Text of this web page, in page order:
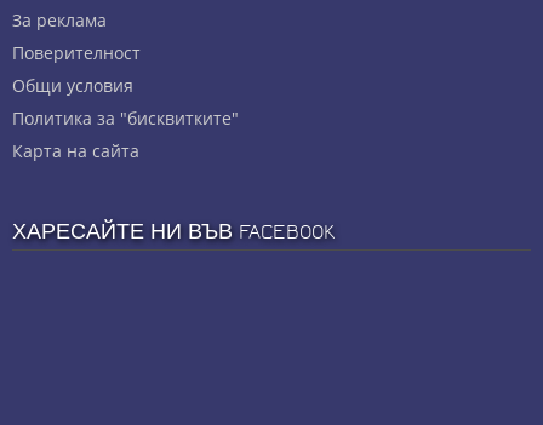
За реклама
Πoвepитeлнocт
Общи условия
Политика за "бисквитките"
Карта на сайта
ХАРЕСАЙТЕ НИ ВЪВ FACEBOOK